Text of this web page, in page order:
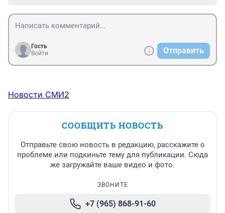
Гость
Войти
Отправить
Новости СМИ2
СООБЩИТЬ НОВОСТЬ
Отправьте свою новость в редакцию, расскажите о
проблеме или подкиньте тему для публикации. Сюда
же загружайте ваше видео и фото.
ЗВОНИТЕ
+7 (965) 868-91-60